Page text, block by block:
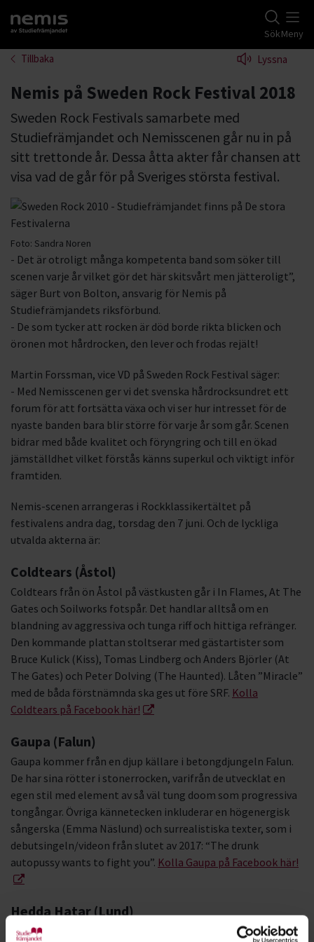
Gå till studiefrämjandets startsida SökMeny
Tillbaka Lyssna
Nemis på Sweden Rock Festival 2018
Sweden Rock Festivals samarbete med
Studiefrämjandet och Nemisscenen går nu in på
sitt trettonde år. Dessa åtta akter får chansen att
visa vad de går för på Sveriges största festival.
Foto: Sandra Noren
- Det är otroligt många kompetenta band som söker till
scenen varje år vilket gör det här skitsvårt men jätteroligt”,
säger Burt von Bolton, ansvarig för Nemis på
Studiefrämjandets riksförbund.
- De som tycker att rocken är död borde rikta blicken och
öronen mot hårdrocken, den lever och frodas rejält!
Martin Forssman, vice VD på Sweden Rock Festival säger:
- Med Nemisscenen ger vi det svenska hårdrocksundret ett
forum för att fortsätta växa och vi ser hur intresset för de
nyaste banden bara blir större för varje år som går. Scenen
bidrar med både kvalitet och föryngring och till en ökad
jämställdhet vilket förstås känns superkul och viktigt inför
framtiden.
Nemis-scenen arrangeras i Rockklassikertältet på
festivalens andra dag, torsdag den 7 juni. Och de lyckliga
utvalda akterna är:
Coldtears (Åstol)
Coldtears från ön Åstol på västkusten går i In Flames, At The
Gates och Soilworks fotspår. Det handlar alltså om en
blandning av aggressiva och tunga riff och hittiga refränger.
Den kommande plattan stoltserar med gästartister som
Bruce Kulick (Kiss), Tomas Lindberg och Anders Björler (At
The Gates) och Peter Dolving (The Haunted). Låten ”Miracle”
med de båda förstnämnda ska ges ut före SRF. Kolla
Coldtears på Facebook här!
Gaupa (Falun)
Gaupa kommer från en djup källare i betongdjungeln Falun.
De har sina rötter i stonerrocken, varifrån de utvecklat en
egen stil med element av så väl tung doom som progressiva
tongångar. Övriga kännetecken inkluderar en högenergisk
sångerska (Emma Näslund) och surrealistiska texter, som i
debutsingeln/videon från slutet av 2017: “The drunk
autopussy wants to fight you”. Kolla Gaupa på Facebook här!
Hedda Hatar (Lund)
Hedda Hatar är fyra unga kvinnor från Lund vars sound har